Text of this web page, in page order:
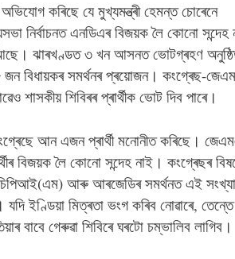
কৰিছে যে মুখ্যমন্ত্ৰী হেমন্ত চোৰেনে
নিৰ্বাচনত এনডিএৰ বিজয়ক লৈ কোনো সন্দেহ
আছে। ঝাৰখণ্ডত ৩ খন আসনত ভোটগ্ৰহণ
জন বিধায়কৰ সমৰ্থনৰ প্ৰয়োজন। কংগ্ৰেছ-
শাসকীয় শিবিৰৰ প্ৰাৰ্থীক ভোট দিব পাৰে।
আন এজন প্ৰাৰ্থী মনোনীত কৰিছে।
বিজয়ক লৈ কোনো সন্দেহ নাই। কংগ্ৰেছৰ
আৰু আৰজেডিৰ সমৰ্থনত এই
ইণ্ডিয়া মিত্ৰতা ভংগ কৰিব নোৱাৰে, তেন্তে
বাবে গেৰুৱা শিবিৰে ঘৰটো চম্ভালিব লাগিব।